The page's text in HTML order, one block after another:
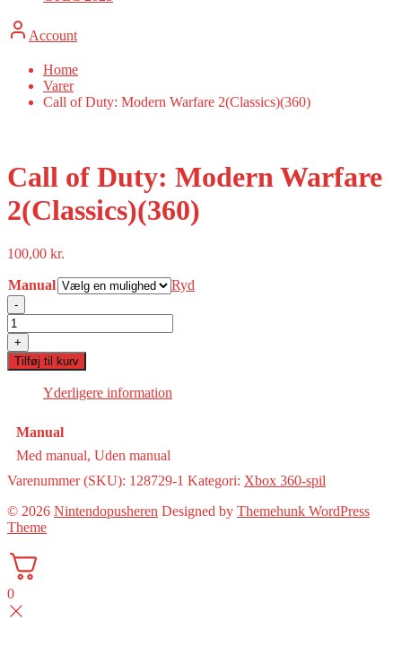
Account
Home
Varer
Call of Duty: Modern Warfare 2(Classics)(360)
Call of Duty: Modern Warfare
2(Classics)(360)
100,00 kr.
Manual Ryd
-
Call
of
Duty:
Modern
Warfare
2(Classics)
antal
+
Tilføj til kurv
Yderligere information
Manual
Med manual, Uden manual
Varenummer (SKU): 128729-1 Kategori: Xbox 360-spil
© 2026 Nintendopusheren Designed by Themehunk WordPress
Theme
0